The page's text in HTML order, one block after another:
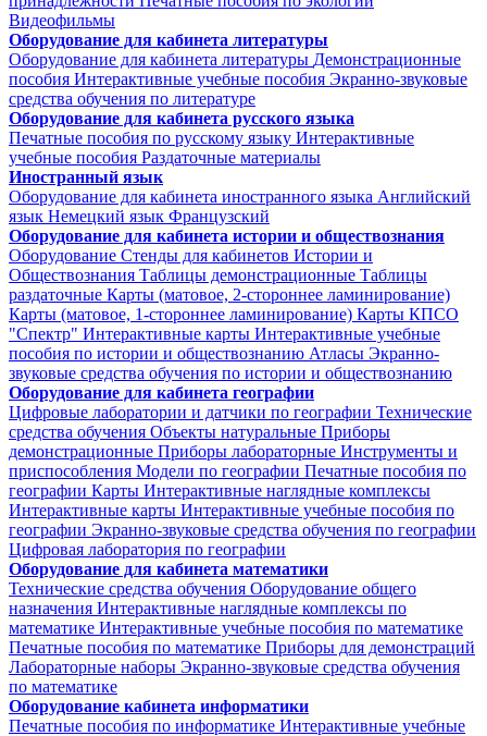
Видеофильмы
Оборудование для кабинета литературы
Оборудование для кабинета литературы Демонстрационные
пособия Интерактивные учебные пособия Экранно-звуковые
средства обучения по литературе
Оборудование для кабинета русского языка
Печатные пособия по русскому языку Интерактивные
учебные пособия Раздаточные материалы
Иностранный язык
Оборудование для кабинета иностранного языка Английский
язык Немецкий язык Французский
Оборудование для кабинета истории и обществознания
Оборудование Стенды для кабинетов Истории и
Обществознания Таблицы демонстрационные Таблицы
раздаточные Карты (матовое, 2-стороннее ламинирование)
Карты (матовое, 1-стороннее ламинирование) Карты КПСО
"Спектр" Интерактивные карты Интерактивные учебные
пособия по истории и обществознанию Атласы Экранно-
звуковые средства обучения по истории и обществознанию
Оборудование для кабинета географии
Цифровые лаборатории и датчики по географии Технические
средства обучения Объекты натуральные Приборы
демонстрационные Приборы лабораторные Инструменты и
приспособления Модели по географии Печатные пособия по
географии Карты Интерактивные наглядные комплексы
Интерактивные карты Интерактивные учебные пособия по
географии Экранно-звуковые средства обучения по географии
Цифровая лаборатория по географии
Оборудование для кабинета математики
Технические средства обучения Оборудование общего
назначения Интерактивные наглядные комплексы по
математике Интерактивные учебные пособия по математике
Печатные пособия по математике Приборы для демонстраций
Лабораторные наборы Экранно-звуковые средства обучения
по математике
Оборудование кабинета информатики
Печатные пособия по информатике Интерактивные учебные